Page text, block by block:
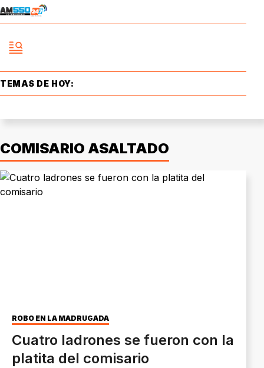
TEMAS DE HOY:
COMISARIO ASALTADO
ROBO EN LA MADRUGADA
Cuatro ladrones se fueron con la
platita del comisario